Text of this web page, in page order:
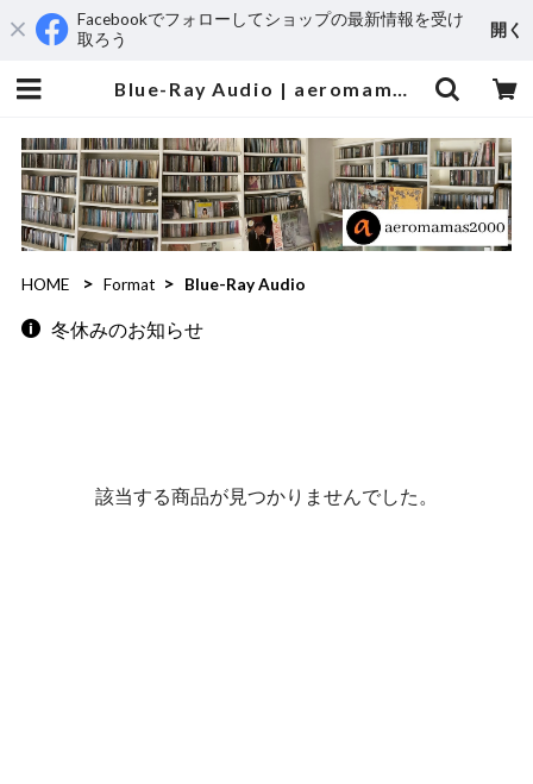
Facebookでフォローしてショップの最新情報を受け
取ろう
開く
Blue-Ray Audio | aeromamas2000
HOME Format Blue-Ray Audio
冬休みのお知らせ
該当する商品が見つかりませんでした。